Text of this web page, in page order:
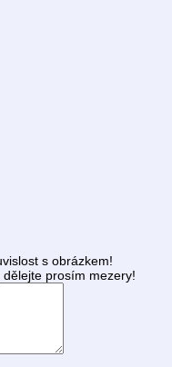
s obrázkem!
prosím mezery!